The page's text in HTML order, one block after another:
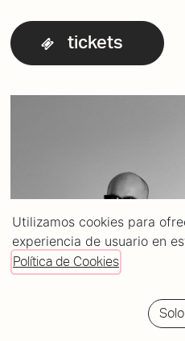
tickets
Utilizamos cookies para
experiencia de usuario en
Política de Cookies